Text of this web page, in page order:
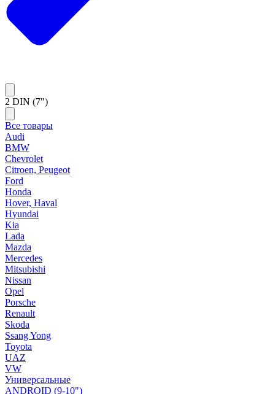
2 DIN (7")
Все товары
Audi
BMW
Chevrolet
Citroen, Peugeot
Ford
Honda
Hover, Haval
Hyundai
Kia
Lada
Mazda
Mercedes
Mitsubishi
Nissan
Opel
Porsche
Renault
Skoda
Ssang Yong
Toyota
UAZ
VW
Универсальные
ANDROID (9-10")